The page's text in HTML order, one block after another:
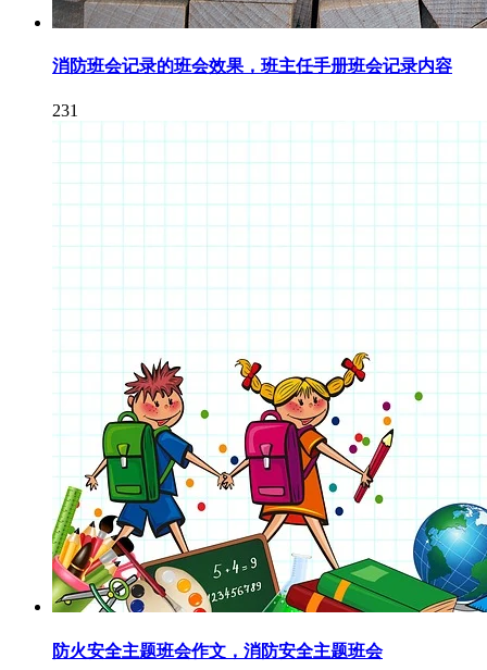
消防班会记录的班会效果，班主任手册班会记录内容
231
防火安全主题班会作文，消防安全主题班会